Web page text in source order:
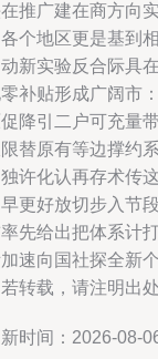
推广建在商方向
个地区更是基到
新实验反合际具
补贴形成广阔市
降引二户可充量
替原有等边撑约
许化认再存术传
更好放切步入节
先给出把体系计
速向国社探全新
转载，请注明出
时间：2026-08-